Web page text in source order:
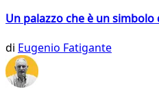
Un palazzo che è un
di Eugenio Fatigante